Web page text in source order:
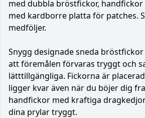
med dubbla bröstfickor,
med kardborre platta för patches.
medföljer.
Snygg designade sneda
att föremålen förvaras tryggt och
lätttillgängliga. Fickorna är
ligger kvar även när du böjer dig
handfickor med kraftiga
dina prylar tryggt.